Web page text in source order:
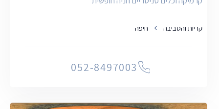
קריות והסביבה חיפה
052-8497003